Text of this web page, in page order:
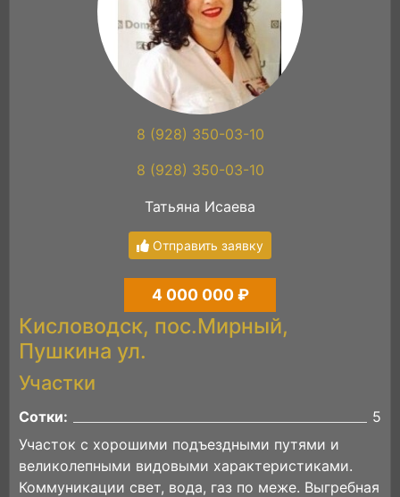
8 (928) 350-03-10
8 (928) 350-03-10
Татьяна Исаева
Отправить заявку
4 000 000 ₽
Кисловодск, пос.Мирный,
Пушкина ул.
Участки
Сотки:
5
Участок с хорошими подъездными путями и
великолепными видовыми характеристиками.
Коммуникации свет, вода, газ по меже. Выгребная